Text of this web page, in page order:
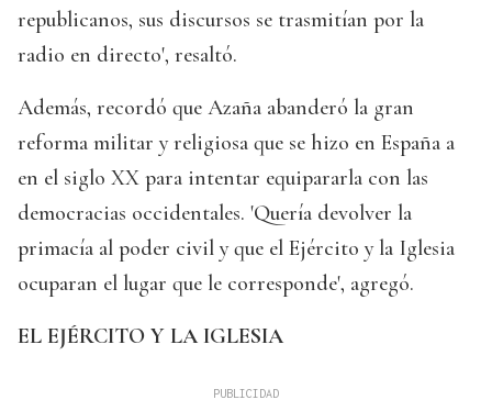
republicanos, sus discursos se trasmitían por la
radio en directo', resaltó.
Además, recordó que Azaña abanderó la gran
reforma militar y religiosa que se hizo en España a
en el siglo XX para intentar equipararla con las
democracias occidentales. 'Quería devolver la
primacía al poder civil y que el Ejército y la Iglesia
ocuparan el lugar que le corresponde', agregó.
EL EJÉRCITO Y LA IGLESIA